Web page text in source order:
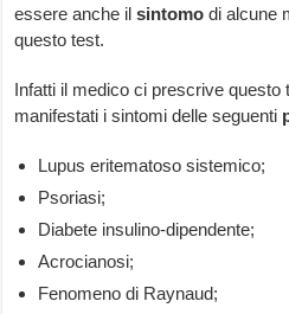
essere anche ilsintomo di alcune
questo test.
Infatti il medico ci prescrive questo
manifestati i sintomi delle seguenti
Lupus eritematoso sistemico;
Psoriasi;
Diabete insulino-dipendente;
Acrocianosi;
Fenomeno di Raynaud;